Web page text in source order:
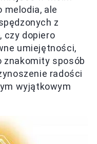
melodia, ale
z
czy dopiero
umiejętności,
znakomity sposób
radości
wyjątkowym